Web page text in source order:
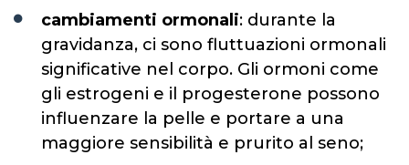
cambiamenti ormonali: durante la
gravidanza, ci sono fluttuazioni ormonali
significative nel corpo. Gli ormoni come
gli estrogeni e il progesterone possono
influenzare la pelle e portare a una
maggiore sensibilità e prurito al seno;